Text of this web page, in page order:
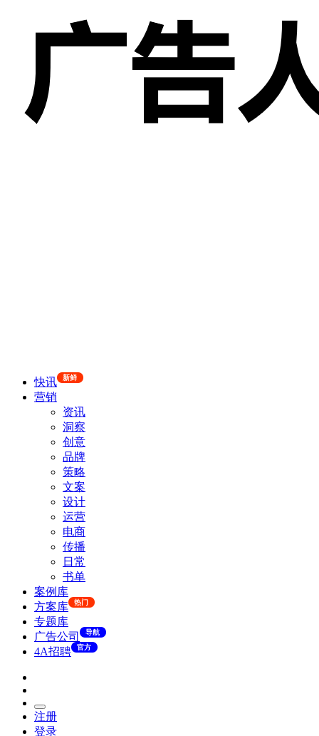
快讯 新鲜
营销
资讯
洞察
创意
品牌
策略
文案
设计
运营
电商
传播
日常
书单
案例库
方案库
热门
专题库
广告公司
导航
4A招聘 官方
注册
登录